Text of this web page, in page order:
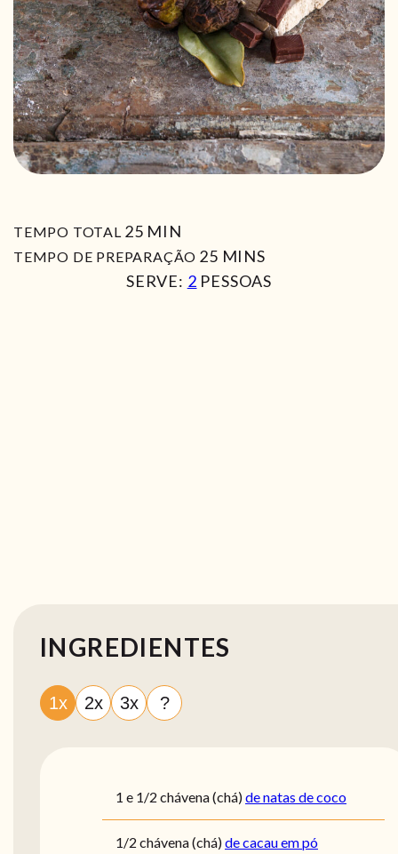
TEMPO TOTAL 25MIN
MIN
TEMPO DE PREPARAÇÃO 25MIN
MINS
SERVE: 2 PESSOAS
INGREDIENTES
1x 2x 3x ?
1 e 1/2 chávena (chá)de natas de coco
1/2 chávena (chá)de cacau em pó